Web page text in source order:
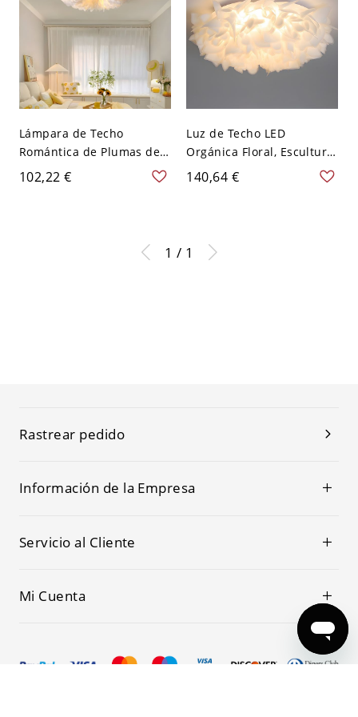
Lámpara de Techo
Romántica de Plumas de
Ganso, Luz de Nube LED
Regulable de 3 Colores
102,22 €
Luz de Techo LED
Orgánica Floral, Escultural
Regulable - 110 A 120 V 53
cm Tercer Gear
140,64 €
1 / 1
Rastrear pedido
Información de la Empresa
Servicio al Cliente
Mi Cuenta